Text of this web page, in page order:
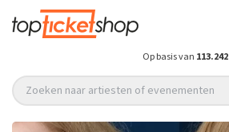
Op basis van 113.242
Zoeken naar artiesten of evenementen